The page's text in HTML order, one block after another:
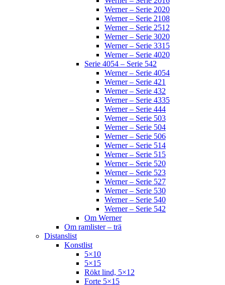
Werner – Serie 2020
Werner – Serie 2108
Werner – Serie 2512
Werner – Serie 3020
Werner – Serie 3315
Werner – Serie 4020
Serie 4054 – Serie 542
Werner – Serie 4054
Werner – Serie 421
Werner – Serie 432
Werner – Serie 4335
Werner – Serie 444
Werner – Serie 503
Werner – Serie 504
Werner – Serie 506
Werner – Serie 514
Werner – Serie 515
Werner – Serie 520
Werner – Serie 523
Werner – Serie 527
Werner – Serie 530
Werner – Serie 540
Werner – Serie 542
Om Werner
Om ramlister – trä
Distanslist
Konstlist
5×10
5×15
Rökt lind, 5×12
Forte 5×15